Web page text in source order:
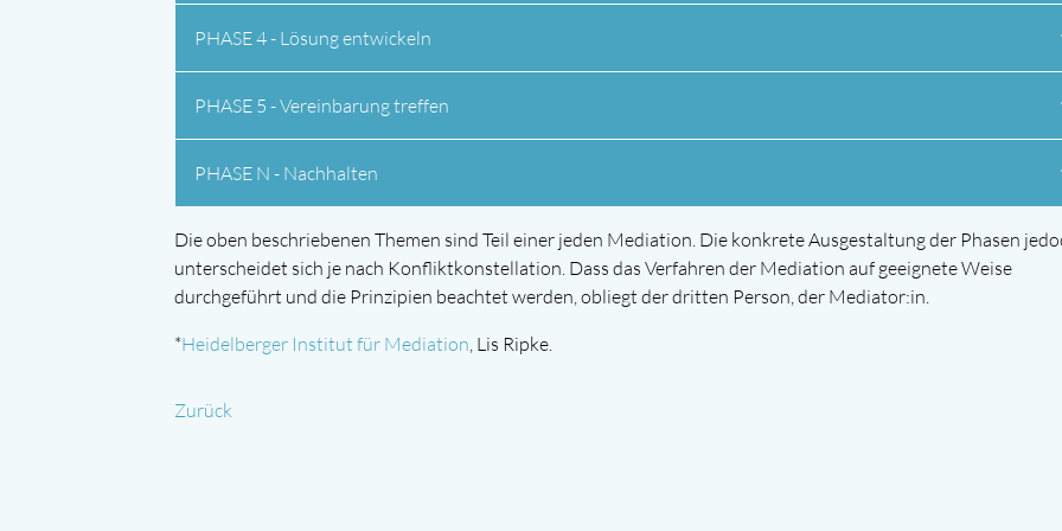
PHASE 4 - Lösung entwickeln
PHASE 5 - Vereinbarung treffen
PHASE N - Nachhalten
Die oben beschriebenen Themen sind Teil einer jeden Mediation. Die konkrete Ausgestaltung der Phasen
unterscheidet sich je nach Konfliktkonstellation. Dass das Verfahren der Mediation auf geeignete Weise
durchgeführt und die Prinzipien beachtet werden, obliegt der dritten Person, der Mediator:in.
*Heidelberger Institut für Mediation, Lis Ripke.
Zurück